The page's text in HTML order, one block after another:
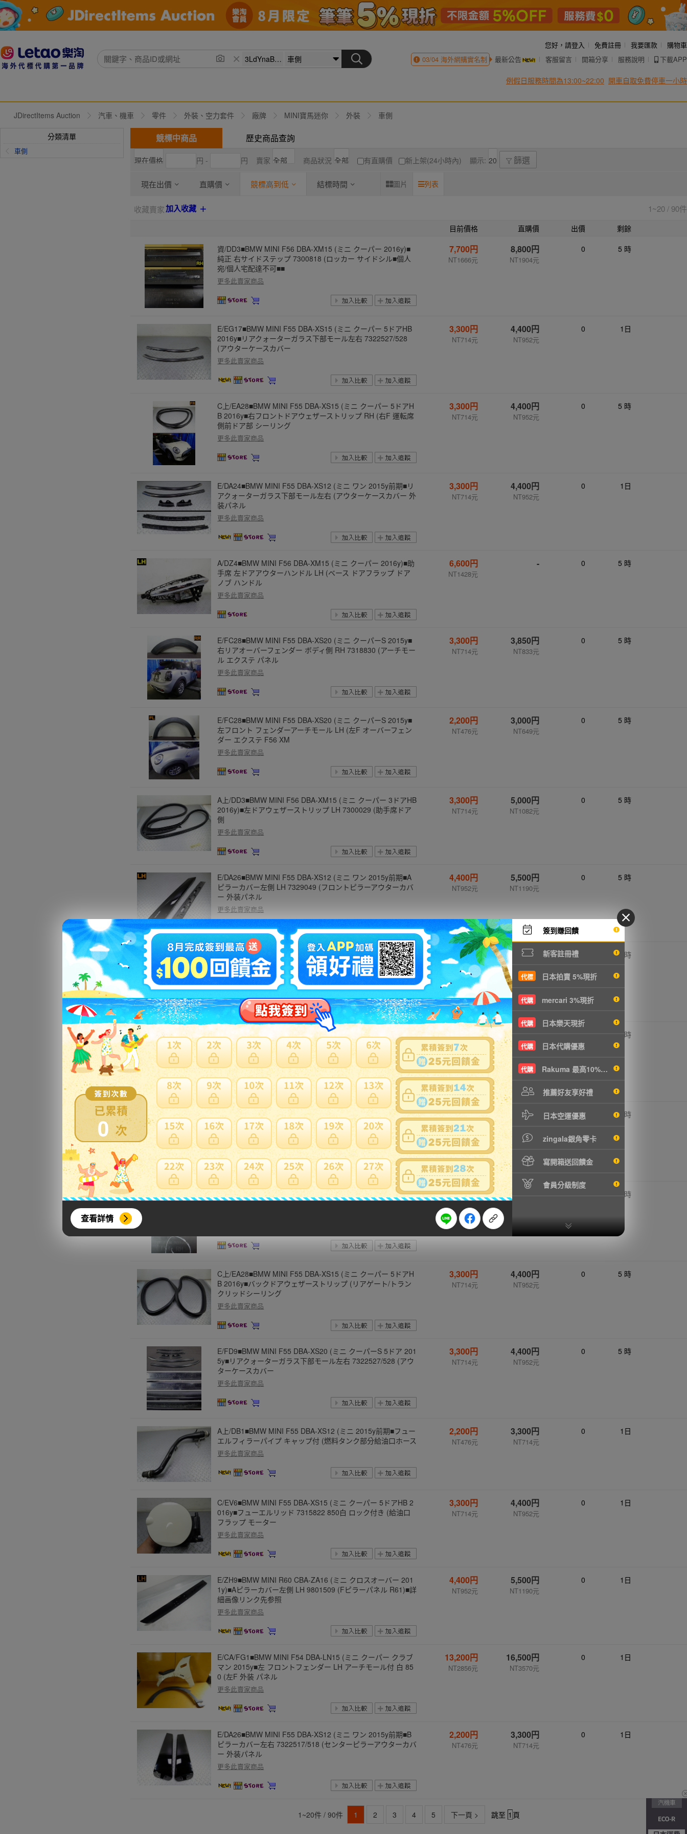
0
查看詳情
簽到賺回饋
新客註冊禮
代標 日本拍賣 5%現折
代購 mercari 3%現折
代購 日本樂天現折
代購 日本代購優惠
代購 Rakuma 最高10%現折
推薦好友享好禮
日本空運優惠
zingala銀角零卡
寫開箱送回饋金
會員分級制度
您好， 請登入 免費註冊 我要匯款
購物車
03/04海外網購實名制 最新公告 客服留言 開箱分享 服務說明 下載APP
例假日服務時間為13:00~22:00 開車自取免費停車一小時
JDirectItems Auction 汽車、機車 零件 外裝、空力套件 廠牌 MINI寶馬迷你 外裝 車側
分類清單
車側
競標中商品 歷史商品查詢
円 - 円 賣家 商品狀況 有直購價 新上架(24小時內) 顯示: 篩選
現在出價 直購價 競標高到低 結標時間 圖片 列表
收藏賣家加入收藏 1~20 / 90件
目前價格 直購價 出價
剩餘
資/DD3■BMW MINI F56 DBA-XM15 (ミニ クーパー 2016y)■
純正 右サイドステップ 7300818 (ロッカー サイドシル■個人
宛/個人宅配達不可■■
更多此賣家商品
7,700円
NT1666元
8,800円
NT1904元
0 5 時
E/EG17■BMW MINI F55 DBA-XS15 (ミニ クーパー 5ドアHB
2016y■リアクォーターガラス下部モール左右 7322527/528
(アウターケースカバー
更多此賣家商品
3,300円
NT714元
4,400円
NT952元
0 1日
C上/EA28■BMW MINI F55 DBA-XS15 (ミニ クーパー 5ドアH
B 2016y■右フロントドアウェザーストリップ RH (右F 運転席
側前ドア部 シーリング
更多此賣家商品
3,300円
NT714元
4,400円
NT952元
0 5 時
E/DA24■BMW MINI F55 DBA-XS12 (ミニ ワン 2015y前期■リ
アクォーターガラス下部モール左右 (アウターケースカバー 外
装パネル
更多此賣家商品
3,300円
NT714元
4,400円
NT952元
0 1日
A/DZ4■BMW MINI F56 DBA-XM15 (ミニ クーパー 2016y)■助
手席 左ドアアウターハンドル LH (ベース ドアフラップ ドア
ノブ ハンドル
更多此賣家商品
6,600円
NT1428元
- 0 5 時
E/FC28■BMW MINI F55 DBA-XS20 (ミニ クーパーS 2015y■
右リアオーバーフェンダー ボディ側 RH 7318830 (アーチモー
ル エクステ パネル
更多此賣家商品
3,300円
NT714元
3,850円
NT833元
0 5 時
E/FC28■BMW MINI F55 DBA-XS20 (ミニ クーパーS 2015y■
左フロント フェンダーアーチモール LH (左F オーバーフェン
ダー エクステ F56 XM
更多此賣家商品
2,200円
NT476元
3,000円
NT649元
0 5 時
A上/DD3■BMW MINI F56 DBA-XM15 (ミニ クーパー 3ドアHB
2016y)■左ドアウェザーストリップ LH 7300029 (助手席ドア
側
更多此賣家商品
3,300円
NT714元
5,000円
NT1082元
0 5 時
E/DA26■BMW MINI F55 DBA-XS12 (ミニ ワン 2015y前期■A
ピラーカバー左側 LH 7329049 (フロントピラーアウターカバ
ー 外装パネル
更多此賣家商品
4,400円
NT952元
5,500円
NT1190元
0 5 時
C上/EA28■BMW MINI F55 DBA-XS15 (ミニ クーパー 5ドアH
B 2016y■左フロントドアウェザーストリップ LH (左F 助手席
側前ドア部 シーリング
更多此賣家商品
3,300円
NT714元
4,400円 5 時
E/EB11■BMW MINI F55 DBA-XS15 (ミニ クーパー 5ドアHB
2016y■右フロントドアバイザー 純正品 (サイドバイザー
更多此賣家商品
2,200円
NT476元
3,300円
NT714元
5 時
A/DZ4■BMW MINI F56 DBA-XM15 (ミニ クーパー 2016y)■フ
ューエルリッドベース 7302241 (給油口 フィラーフラップキ
ャリア
更多此賣家商品
1,320円
NT285元
1,500円 0 5 時
資/FF24■ BMW MINI F54 DBA-LN15 (ミニ クラブマン 2015y
■純正 右サイドステップ RH 7348914 (サイドシル■個人宛/個
8,800円 10,000円 5 時
C上/EA28■BMW MINI F55 DBA-XS15 (ミニ クーパー 5ドアH
B 2016y■バックドアウェザーストリップ (リアゲート/トラン
クリッドシーリング
更多此賣家商品
3,300円
NT714元
4,400円
NT952元
0 5 時
E/FD9■BMW MINI F55 DBA-XS20 (ミニ クーパーS 5ドア 201
5y■リアクォーターガラス下部モール左右 7322527/528 (アウ
ターケースカバー
更多此賣家商品
3,300円
NT714元
4,400円
NT952元
0 5 時
A上/DB1■BMW MINI F55 DBA-XS12 (ミニ 2015y前期■フュー
エルフィラーパイプ キャップ付 (燃料タンク部分給油口ホース
更多此賣家商品
2,200円
NT476元
3,300円
NT714元
0 1日
C/EV6■BMW MINI F55 DBA-XS15 (ミニ クーパー 5ドアHB 2
016y■フューエルリッド 7315822 850白 ロック付き (給油口
フラップ モーター
更多此賣家商品
3,300円
NT714元
4,400円
NT952元
0 1日
E/ZH9■BMW MINI R60 CBA-ZA16 (ミニ クロスオーバー 201
1y)■Aピラーカバー左側 LH 9801509 (Fピラーパネル R61)■詳
細画像リンク先参照
更多此賣家商品
4,400円
NT952元
5,500円
NT1190元
0 1日
E/CA/FG1■BMW MINI F54 DBA-LN15 (ミニ クーパー クラブ
マン 2015y■左 フロントフェンダー LH アーチモール付 白 85
0 (左F 外装 パネル
更多此賣家商品
13,200円
NT2856元
16,500円
NT3570元
0 1日
E/DA26■BMW MINI F55 DBA-XS12 (ミニ ワン 2015y前期■B
ピラーカバー左右 7322517/518 (センターピラーアウターカバ
ー 外装パネル
更多此賣家商品
2,200円
NT476元
3,300円
NT714元
0 1日
1~20件 / 90件 1 2 3 4 5 下一頁 > 跳至 頁